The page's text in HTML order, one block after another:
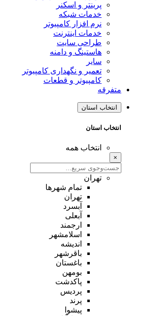
پرینتر و اسکنر
خدمات شبکه
نرم افزار کامپیوتر
خدمات اینترنت
طراحی سایت
هاستینگ و دامنه
سایر
تعمیر و نگهداری کامپیوتر
کامپیوتر و قطعات
متفرقه
انتخاب استان
انتخاب استان
انتخاب همه
×
تهران
تمام شهر‌ها
تهران
آبسرد
آبعلی
ارجمند
اسلامشهر
اندیشه
باقرشهر
باغستان
بومهن
پاکدشت
پردیس
پرند
پیشوا